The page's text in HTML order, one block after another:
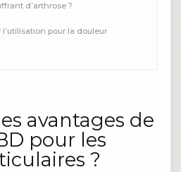
d’arthrose ?
l’utilisation pour la douleur
avantages de
pour les
?